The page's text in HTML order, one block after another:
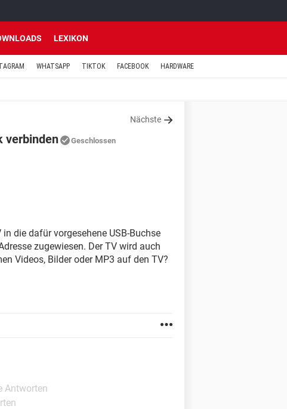
LEXIKON
WHATSAPP TIKTOK FACEBOOK HARDWARE
Nächste
verbinden Geschlossen
die dafür vorgesehene USB-Buchse
zugewiesen. Der TV wird auch
Videos, Bilder oder MP3 auf den TV?
Antworten